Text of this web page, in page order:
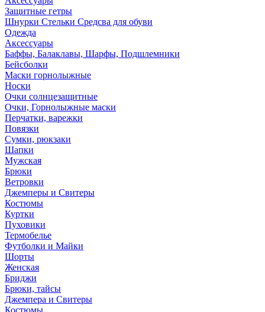
Защитные гетры
Шнурки Стельки Средсва для обуви
Одежда
Аксессуары
Баффы, Балаклавы, Шарфы, Подшлемники
Бейсболки
Маски горнолыжные
Носки
Очки солнцезащитные
Очки, Горнолыжные маски
Перчатки, варежки
Повязки
Сумки, рюкзаки
Шапки
Мужская
Брюки
Ветровки
Джемперы и Свитеры
Костюмы
Куртки
Пуховики
Термобелье
Футболки и Майки
Шорты
Женская
Бриджи
Брюки, тайсы
Джемпера и Свитеры
Костюмы